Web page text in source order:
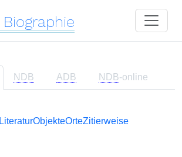
Biographie
NDB ADB NDB-online
LiteraturObjekteOrteZitierweise